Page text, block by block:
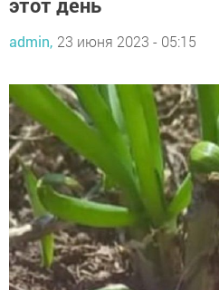
admin, 23 июня 2023 - 05:15